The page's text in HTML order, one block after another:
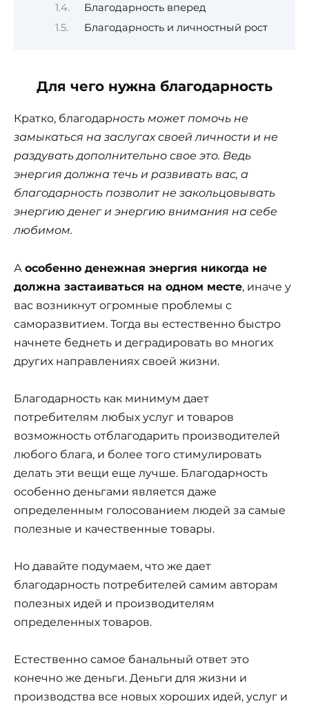
Благодарность вперед
Благодарность и личностный рост
Для чего нужна благодарность
Кратко, благодарность может помочь не
замыкаться на заслугах своей личности и не
раздувать дополнительно свое это. Ведь
энергия должна течь и развивать вас, а
благодарность позволит не закольцовывать
энергию денег и энергию внимания на себе
любимом.
А особенно денежная энергия никогда не
должна застаиваться на одном месте, иначе у
вас возникнут огромные проблемы с
саморазвитием. Тогда вы естественно быстро
начнете беднеть и деградировать во многих
других направлениях своей жизни.
Благодарность как минимум дает
потребителям любых услуг и товаров
возможность отблагодарить производителей
любого блага, и более того стимулировать
делать эти вещи еще лучше. Благодарность
особенно деньгами является даже
определенным голосованием людей за самые
полезные и качественные товары.
Но давайте подумаем, что же дает
благодарность потребителей самим авторам
полезных идей и производителям
определенных товаров.
Естественно самое банальный ответ это
конечно же деньги. Деньги для жизни и
производства все новых хороших идей, услуг и